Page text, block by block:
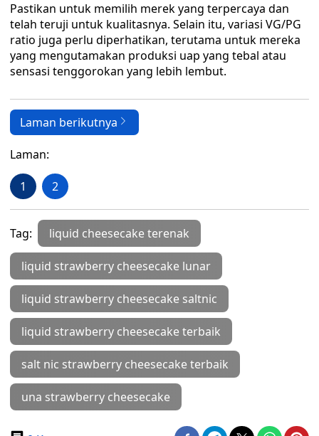
Pastikan untuk memilih merek yang terpercaya dan
telah teruji untuk kualitasnya. Selain itu, variasi VG/PG
ratio juga perlu diperhatikan, terutama untuk mereka
yang mengutamakan produksi uap yang tebal atau
sensasi tenggorokan yang lebih lembut.
Laman berikutnya
Laman:
1 2
Tag: liquid cheesecake terenak
liquid strawberry cheesecake lunar
liquid strawberry cheesecake saltnic
liquid strawberry cheesecake terbaik
salt nic strawberry cheesecake terbaik
una strawberry cheesecake